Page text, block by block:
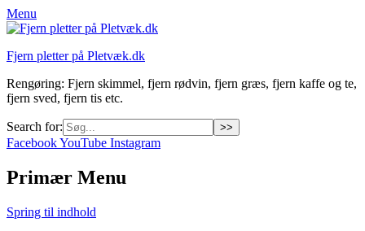
Menu
Fjern pletter på Pletvæk.dk
Rengøring: Fjern skimmel, fjern rødvin, fjern græs, fjern kaffe og te,
fjern sved, fjern tis etc.
Search for:
FacebookYouTube Instagram
Primær Menu
Spring til indhold